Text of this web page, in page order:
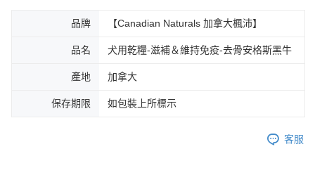
品牌 【Canadian Naturals 加拿大楓沛】
品名 犬用乾糧-滋補＆維持免疫-去骨安格斯黑牛
產地 加拿大
保存期限 如包裝上所標示
客服